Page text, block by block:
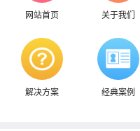
网站首页 关于我们
解决方案 经典案例